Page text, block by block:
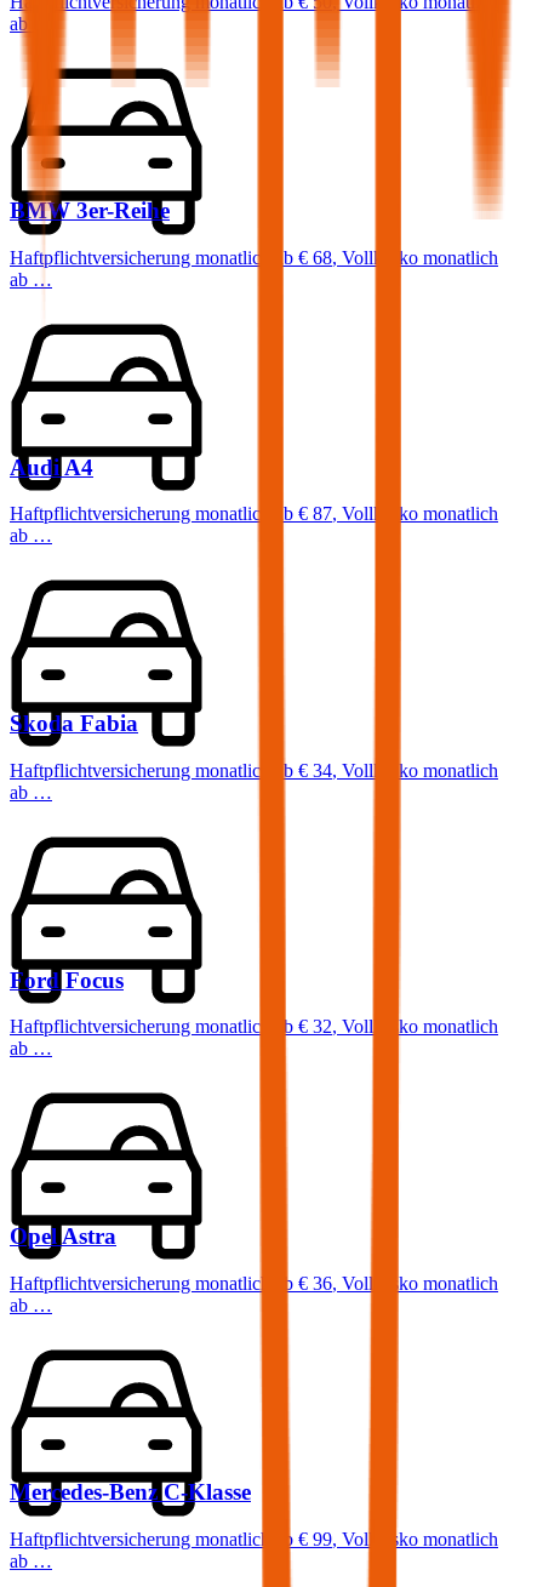
ab …
BMW 3er-Reihe
Haftpflichtversicherung monatlich ab € 68, Vollkasko monatlich
ab …
Audi A4
Haftpflichtversicherung monatlich ab € 87, Vollkasko monatlich
ab …
Skoda Fabia
Haftpflichtversicherung monatlich ab € 34, Vollkasko monatlich
ab …
Ford Focus
Haftpflichtversicherung monatlich ab € 32, Vollkasko monatlich
ab …
Opel Astra
Haftpflichtversicherung monatlich ab € 36, Vollkasko monatlich
ab …
Mercedes-Benz C-Klasse
Haftpflichtversicherung monatlich ab € 99, Vollkasko monatlich
ab …